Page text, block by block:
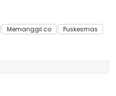
Memanggil.co
Puskesmas